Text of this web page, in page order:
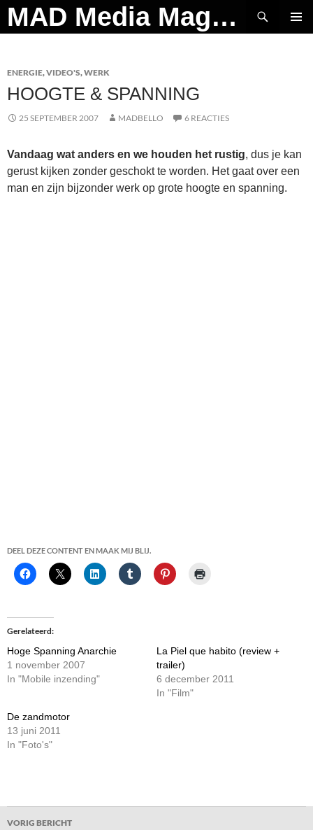
Ga
naar
MAD Media Magazine
Zoeken
ENERGIE,VIDEO'S,WERK
HOOGTE & SPANNING
25 SEPTEMBER 2007 MADBELLO 6 REACTIES
Vandaag wat anders en we houden het rustig, dus je kan
gerust kijken zonder geschokt te worden. Het gaat over een
man en zijn bijzonder werk op grote hoogte en spanning.
DEEL DEZE CONTENT EN MAAK MIJ BLIJ.
Gerelateerd
Hoge Spanning Anarchie
1 november 2007
In "Mobile inzending"
La Piel que habito (review +
trailer)
6 december 2011
In "Film"
De zandmotor
13 juni 2011
In "Foto's"
Bericht
VORIG BERICHT